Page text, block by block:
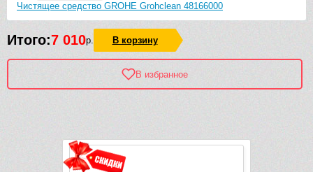
Чистящее средство GROHE Grohclean 48166000
Итого:7 010р. В корзину
В избранное